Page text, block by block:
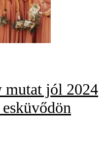
mutat jól 2024